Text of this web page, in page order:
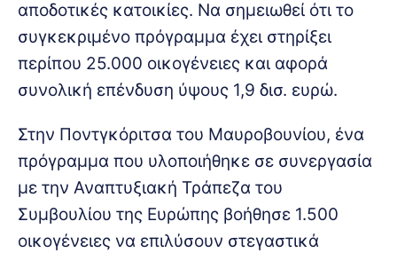
αποδοτικές κατοικίες. Να σημειωθεί ότι το
συγκεκριμένο πρόγραμμα έχει στηρίξει
περίπου 25.000 οικογένειες και αφορά
συνολική επένδυση ύψους 1,9 δισ. ευρώ.
Στην Ποντγκόριτσα του Μαυροβουνίου, ένα
πρόγραμμα που υλοποιήθηκε σε συνεργασία
με την Αναπτυξιακή Τράπεζα του
Συμβουλίου της Ευρώπης βοήθησε 1.500
οικογένειες να επιλύσουν στεγαστικά